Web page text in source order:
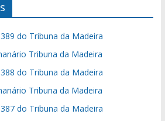
do Tribuna da Madeira
Tribuna da Madeira
do Tribuna da Madeira
Tribuna da Madeira
do Tribuna da Madeira